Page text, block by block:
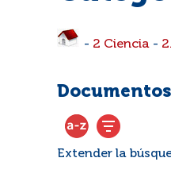
- 2 Ciencia -
Extender la